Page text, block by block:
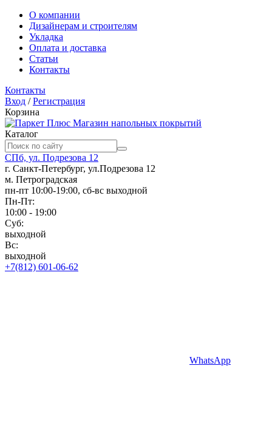
О компании
Дизайнерам и строителям
Укладка
Оплата и доставка
Статьи
Контакты
Контакты
Вход /Регистрация
Корзина
Магазин напольных покрытий
Каталог
СПб, ул. Подрезова 12
г. Санкт-Петербург, ул.Подрезова 12
м. Петроградская
пн-пт 10:00-19:00, сб-вс выходной
Пн-Пт:
10:00 - 19:00
Суб:
выходной
Вс:
выходной
+7(812) 601-06-62
WhatsApp